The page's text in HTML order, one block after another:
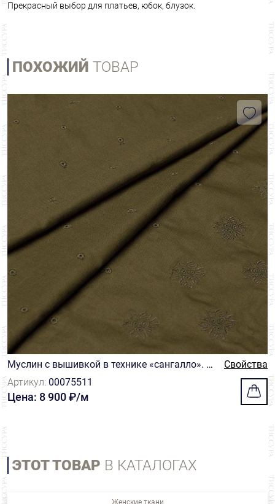
Прекрасный выбор для платьев, юбок, блузок.
ПОХОЖИЙ ТОВАР
Муслин с вышивкой в технике «сангалло». Ц
вет хаки
Свойства
Артикул: 00075511
Цена: 8 900 ₽/м
ЭТОТ ТОВАР В КАТАЛОГАХ